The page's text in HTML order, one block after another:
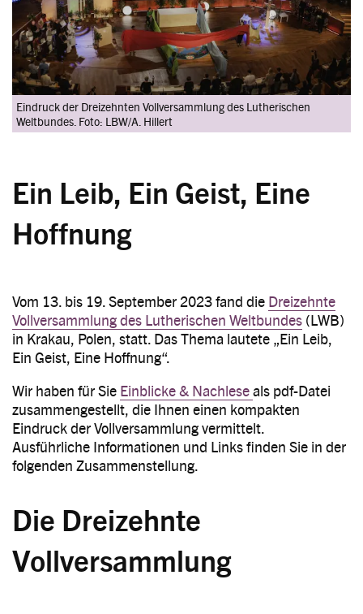
Eindruck der Dreizehnten Vollversammlung des Lutherischen
Weltbundes. Foto: LBW/A. Hillert
Ein Leib, Ein Geist, Eine
Hoffnung
Vom 13. bis 19. September 2023 fand die Dreizehnte
Vollversammlung des Lutherischen Weltbundes (LWB)
in Krakau, Polen, statt. Das Thema lautete „Ein Leib,
Ein Geist, Eine Hoffnung“.
Wir haben für Sie Einblicke & Nachleseals pdf-Datei
zusammengestellt, die Ihnen einen kompakten
Eindruck der Vollversammlung vermittelt.
Ausführliche Informationen und Links finden Sie in der
folgenden Zusammenstellung.
Die Dreizehnte
Vollversammlung